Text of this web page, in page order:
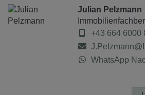
Julian Pelzmann
+43 664 6000
WhatsApp